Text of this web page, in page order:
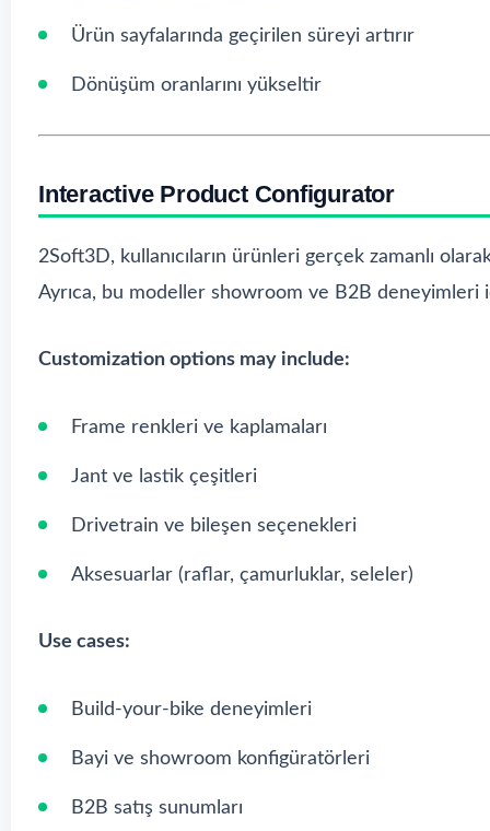
Ürün sayfalarında geçirilen süreyi artırır
Dönüşüm oranlarını yükseltir
Interactive Product Configurator
2Soft3D, kullanıcıların ürünleri gerçek zamanlı
Ayrıca, bu modeller showroom ve B2B deneyimleri
Customization options may include:
Frame renkleri ve kaplamaları
Jant ve lastik çeşitleri
Drivetrain ve bileşen seçenekleri
Aksesuarlar (raflar, çamurluklar, seleler)
Use cases:
Build-your-bike deneyimleri
Bayi ve showroom konfigüratörleri
B2B satış sunumları